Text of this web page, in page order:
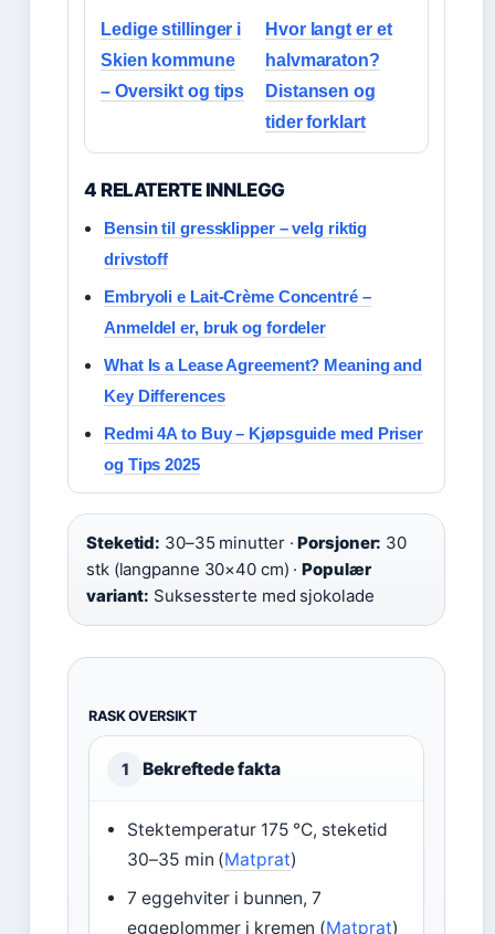
Ledige stillinger i
Skien kommune
– Oversikt og tips
Hvor langt er et
halvmaraton?
Distansen og
tider forklart
4 RELATERTE INNLEGG
Bensin til gressklipper – velg riktig
drivstoff
Embryoli e Lait-Crème Concentré –
Anmeldel er, bruk og fordeler
What Is a Lease Agreement? Meaning and
Key Differences
Redmi 4A to Buy – Kjøpsguide med Priser
og Tips 2025
Steketid: 30–35 minutter ·Porsjoner: 30
stk (langpanne 30×40 cm) ·Populær
variant: Suksessterte med sjokolade
RASK OVERSIKT
1 Bekreftede fakta
Stektemperatur 175 °C, steketid
30–35 min (Matprat)
7 eggehviter i bunnen, 7
eggeplommer i kremen (Matprat)